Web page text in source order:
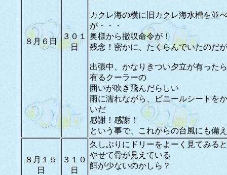
８月６日
３０１
日
カクレ海の横に旧カクレ海水槽を並
が・・・
奥様から撤収命令が！
残念！密かに、たくらんでいたのだ
出張中、かなりきつい夕立が有った
有るクーラーの
囲いが吹き飛んだらしい
雨に濡れながら、ビニールシートを
いだ
感謝！感謝！
という事で、これからの台風にも備
８月１５
日
３１０
日
久しぶりにドリーをよーく見てみると
やせて骨が見えている
餌が少ないのかしら？